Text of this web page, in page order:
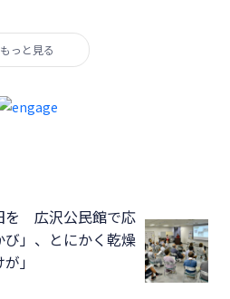
もっと見る
を 広沢公民館で応
」、とにかく乾燥
」